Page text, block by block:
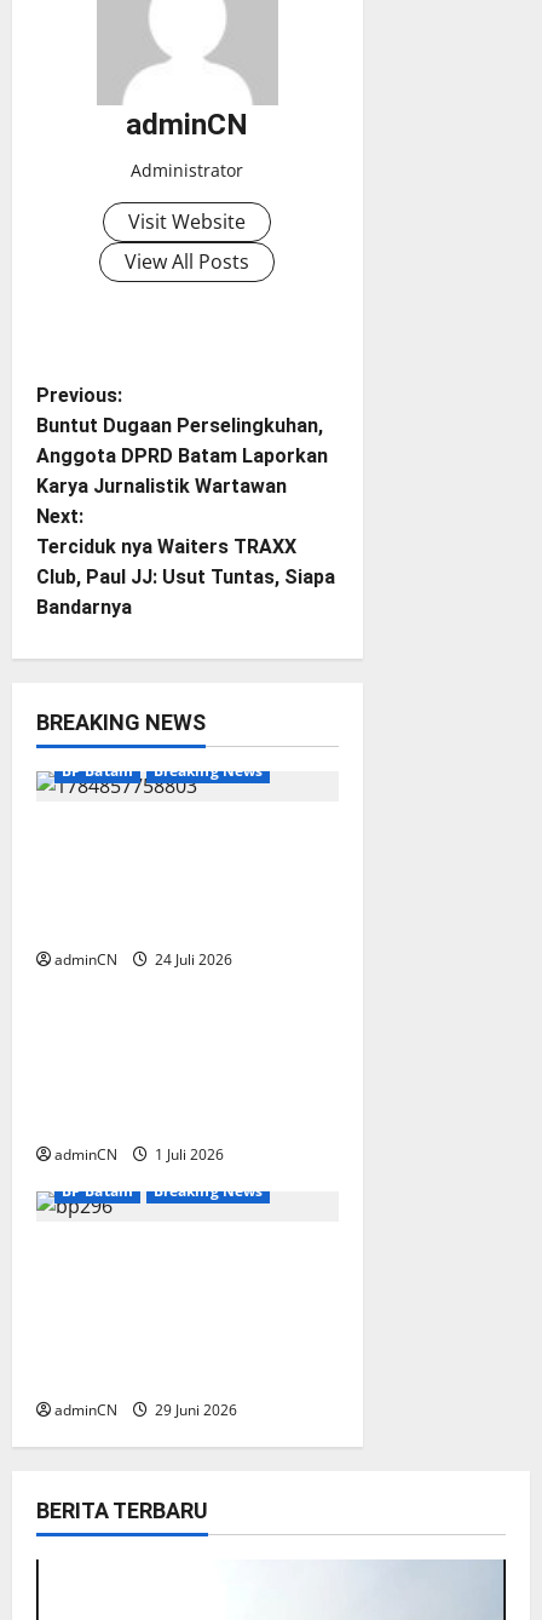
adminCN
Administrator
Visit Website
View All Posts
P
o
s
t
n
a
v
i
i
Previous:
Buntut Dugaan Perselingkuhan,
Anggota DPRD Batam Laporkan
Karya Jurnalistik Wartawan
Next:
Terciduk nya Waiters TRAXX
Club, Paul JJ: Usut Tuntas, Siapa
Bandarnya
BREAKING NEWS
BP Batam Breaking News
adminCN 24 Juli 2026
BP Batam Breaking News
adminCN
1 Juli 2026
BP Batam
Breaking News
adminCN 29 Juni 2026
BERITA TERBARU